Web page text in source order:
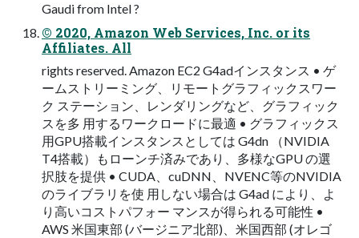
Gaudi from Intel ?
© 2020, Amazon Web Services, Inc. or its
Affiliates. All
rights reserved. Amazon EC2 G4adインスタンス • ゲ
ームストリーミング、リモートグラフィックスワー
ク ステーション、レンダリングなど、グラフィック
スを多 用するワークロードに最適 • グラフィックス
用GPU搭載インスタンスとしては G4dn （NVIDIA
T4搭載）もローンチ済みであり、多様なGPU の選
択肢を提供 • CUDA、cuDNN、NVENC等のNVIDIA
のライブラリを使 用しない場合は G4ad により、よ
り高いコストパフォー マンスが得られる可能性 •
AWS 米国東部 (バージニア北部)、米国西部 (オレゴ